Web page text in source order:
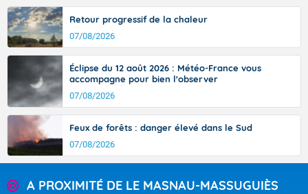
Retour progressif de la chaleur
07/08/2026
Éclipse du 12 août 2026 : Météo-France vous
accompagne pour bien l'observer
07/08/2026
Feux de forêts : danger élevé dans le Sud
07/08/2026
A PROXIMITÉ DE LE MASNAU-MASSUGUIÈS